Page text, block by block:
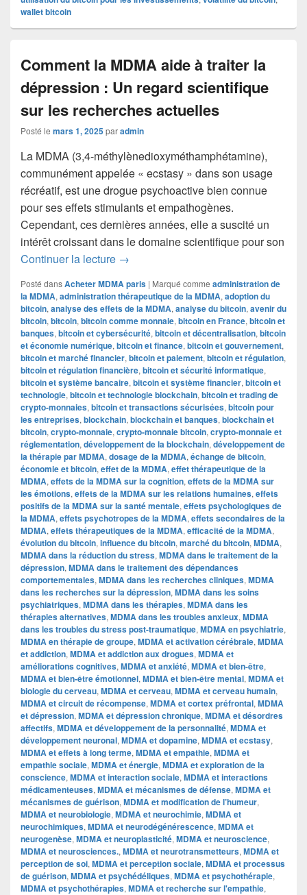
wallet bitcoin
Comment la MDMA aide à traiter la
dépression : Un regard scientifique
sur les recherches actuelles
Posté le mars 1, 2025paradmin
La MDMA (3,4-méthylènedioxyméthamphétamine),
communément appelée « ecstasy » dans son usage
récréatif, est une drogue psychoactive bien connue
pour ses effets stimulants et empathogènes.
Cependant, ces dernières années, elle a suscité un
intérêt croissant dans le domaine scientifique pour son
Continuer la lecture Comment la MDMA aide à traiter la
→
Posté dansAcheter MDMA paris | Marqué comme administration de
la MDMA, administration thérapeutique de la MDMA, adoption du
bitcoin, analyse des effets de la MDMA, analyse du bitcoin, avenir du
bitcoin, bitcoin, bitcoin comme monnaie, bitcoin en France, bitcoin et
banques, bitcoin et cybersécurité, bitcoin et décentralisation, bitcoin
et économie numérique, bitcoin et finance, bitcoin et gouvernement,
bitcoin et marché financier, bitcoin et paiement, bitcoin et régulation,
bitcoin et régulation financière, bitcoin et sécurité informatique,
bitcoin et système bancaire, bitcoin et système financier, bitcoin et
technologie, bitcoin et technologie blockchain, bitcoin et trading de
crypto-monnaies, bitcoin et transactions sécurisées, bitcoin pour
les entreprises, blockchain, blockchain et banques, blockchain et
bitcoin, crypto-monnaie, crypto-monnaie bitcoin, crypto-monnaie et
réglementation, développement de la blockchain, développement de
la thérapie par MDMA, dosage de la MDMA, échange de bitcoin,
économie et bitcoin, effet de la MDMA, effet thérapeutique de la
MDMA, effets de la MDMA sur la cognition, effets de la MDMA sur
les émotions, effets de la MDMA sur les relations humaines, effets
positifs de la MDMA sur la santé mentale, effets psychologiques de
la MDMA, effets psychotropes de la MDMA, effets secondaires de la
MDMA, effets thérapeutiques de la MDMA, efficacité de la MDMA,
évolution du bitcoin, influence du bitcoin, marché du bitcoin, MDMA,
MDMA dans la réduction du stress, MDMA dans le traitement de la
dépression, MDMA dans le traitement des dépendances
comportementales, MDMA dans les recherches cliniques, MDMA
dans les recherches sur la dépression, MDMA dans les soins
psychiatriques, MDMA dans les thérapies, MDMA dans les
thérapies alternatives, MDMA dans les troubles anxieux, MDMA
dans les troubles du stress post-traumatique, MDMA en psychiatrie,
MDMA en thérapie de groupe, MDMA et activation cérébrale, MDMA
et addiction, MDMA et addiction aux drogues, MDMA et
améliorations cognitives, MDMA et anxiété, MDMA et bien-être,
MDMA et bien-être émotionnel, MDMA et bien-être mental, MDMA et
biologie du cerveau, MDMA et cerveau, MDMA et cerveau humain,
MDMA et circuit de récompense, MDMA et cortex préfrontal, MDMA
et dépression, MDMA et dépression chronique, MDMA et désordres
affectifs, MDMA et développement de la personnalité, MDMA et
développement neuronal, MDMA et dopamine, MDMA et ecstasy,
MDMA et effets à long terme, MDMA et empathie, MDMA et
empathie sociale, MDMA et énergie, MDMA et exploration de la
conscience, MDMA et interaction sociale, MDMA et interactions
médicamenteuses, MDMA et mécanismes de défense, MDMA et
mécanismes de guérison, MDMA et modification de l’humeur,
MDMA et neurobiologie, MDMA et neurochimie, MDMA et
neurochimiques, MDMA et neurodégénérescence, MDMA et
neurogenèse, MDMA et neuroplasticité, MDMA et neuroscience,
MDMA et neurosciences., MDMA et neurotransmetteurs, MDMA et
perception de soi, MDMA et perception sociale, MDMA et processus
de guérison, MDMA et psychédéliques, MDMA et psychothérapie,
MDMA et psychothérapies, MDMA et recherche sur l'empathie,